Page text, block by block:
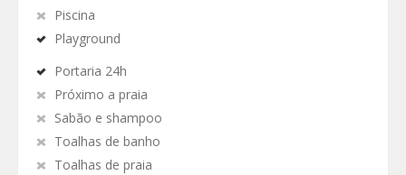
Piscina
Playground
Portaria 24h
Próximo a praia
Sabão e shampoo
Toalhas de banho
Toalhas de praia